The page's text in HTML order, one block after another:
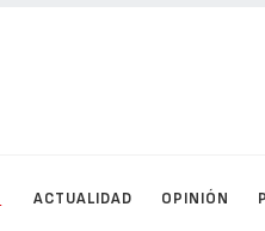
ACTUALIDAD OPINIÓN